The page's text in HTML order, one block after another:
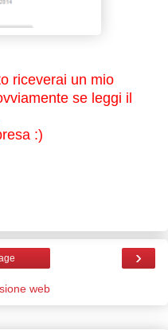
riceverai un mio
se leggi il
:)
›
web